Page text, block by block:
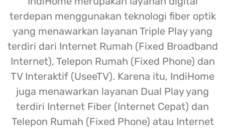
terdepan menggunakan teknologi fiber optik
yang menawarkan layanan Triple Play yang
terdiri dari Internet Rumah (Fixed Broadband
Internet), Telepon Rumah (Fixed Phone) dan
TV Interaktif (UseeTV). Karena itu, IndiHome
juga menawarkan layanan Dual Play yang
terdiri Internet Fiber (Internet Cepat) dan
Telepon Rumah (Fixed Phone) atau Internet